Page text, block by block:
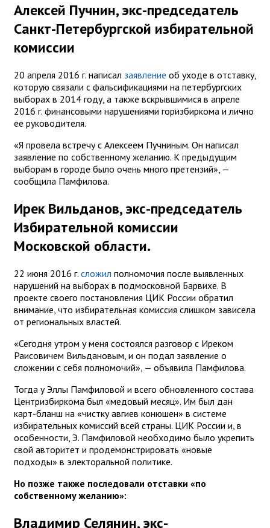
Алексей Пучнин, экс-председатель
Санкт-Петербургской избирательной
комиссии
20 апреля 2016 г. написал заявление об уходе в отставку,
которую связали с фальсификациями на петербургских
выборах в 2014 году, а также вскрывшимися в апреле
2016 г. финансовыми нарушениями горизбиркома и лично
ее руководителя.
«Я провела встречу с Алексеем Пучниным. Он написал
заявление по собственному желанию. К предыдущим
выборам в городе было очень много претензий», —
сообщила Памфилова.
Ирек Вильданов, экс-председатель
Избирательной комиссии
Московской области.
22 июня 2016 г. сложил полномочия после выявленных
нарушений на выборах в подмосковной Барвихе. В
проекте своего постановления ЦИК России обратил
внимание, что избирательная комиссия слишком зависела
от региональных властей.
«Сегодня утром у меня состоялся разговор с Иреком
Раисовичем Вильдановым, и он подал заявление о
сложении с себя полномочий», — объявила Памфилова.
Тогда у Эллы Памфиловой и всего обновленного состава
Центризбиркома был «медовый месяц». Им был дан
карт-бланш на «чистку авгиев конюшен» в системе
избирательных комиссий всей страны. ЦИК России и, в
особенности, Э. Памфиловой необходимо было укрепить
свой авторитет и продемонстрировать «новые
подходы» в электоральной политике.
Но позже также последовали отставки «по
собственному желанию»:
Владимир Селянин, экс-